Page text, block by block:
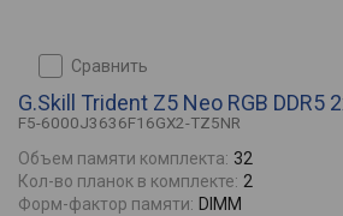
сравнить
G.Skill Trident Z5 Neo RGB DDR5
F5-6000J3636F16GX2-TZ5NR
Объем памяти комплекта: 32
Кол-во планок в комплекте: 2
Форм-фактор памяти: DIMM